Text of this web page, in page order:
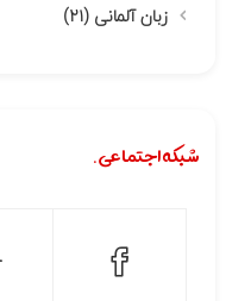
زبان آلمانی (۲۱)
شبکه اجتماعی.